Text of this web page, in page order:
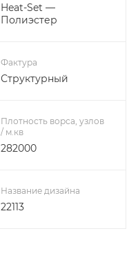
Heat-Set —
Полиэстер
Фактура
Структурный
Плотность ворса, узлов
/ м.кв
282000
Название дизайна
22113